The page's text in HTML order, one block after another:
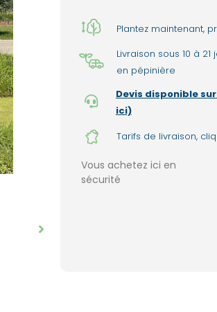
Plantez maintenant,
Livraison sous 10 à
en pépinière
Devis disponible
ici)
Tarifs de livraison,
Vous achetez ici en
sécurité